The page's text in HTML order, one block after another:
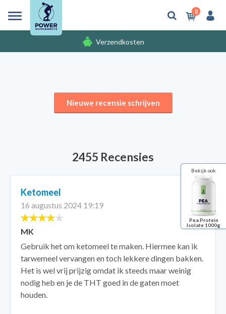
0
Verzendkosten
Nieuwe recensie schrijven
2455 Recensies
Ketomeel
16 augustus 2024 19:19
MK
Gebruik het om ketomeel te maken. Hiermee kan ik
tarwemeel vervangen en toch lekkere dingen bakken.
Het is wel vrij prijzig omdat ik steeds maar weinig
nodig heb en je de THT goed in de gaten moet
houden.
Bekijk ook
Pea Protein
Isolate 1000g